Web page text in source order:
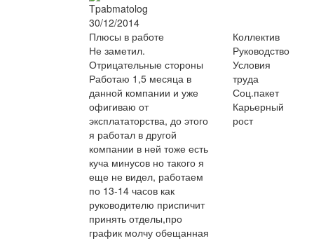
Tpabmatolog
30/12/2014
Плюсы в работе
Не заметил.
Отрицательные стороны
Работаю 1,5 месяца в
данной компании и уже
офигиваю от
эксплататорства, до этого
я работал в другой
компании в ней тоже есть
куча минусов но такого я
еще не видел, работаем
по 13-14 часов как
руководителю приспичит
принять отделы,про
график молчу обещанная
Коллектив
Руководство
Условия
труда
Соц.пакет
Карьерный
рост